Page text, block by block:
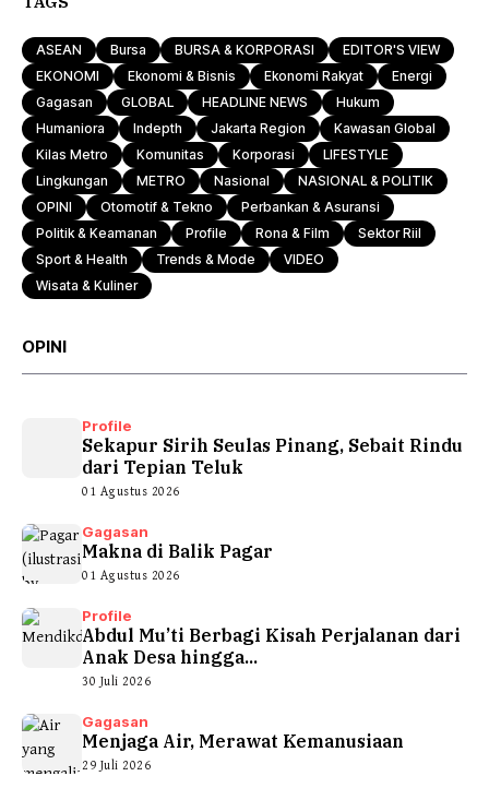
ASEAN Bursa BURSA & KORPORASI
EDITOR'S VIEW
EKONOMI
Ekonomi & Bisnis Ekonomi Rakyat
Energi
Gagasan
GLOBAL HEADLINE NEWS
Hukum
Humaniora
Indepth Jakarta Region
Kawasan Global
Kilas Metro
Komunitas Korporasi
LIFESTYLE
Lingkungan
METRO Nasional
NASIONAL & POLITIK
OPINI
Otomotif & Tekno
Perbankan & Asuransi
Politik & Keamanan
Profile Rona & Film
Sektor Riil
Sport & Health
Trends & Mode
VIDEO
Wisata & Kuliner
OPINI
Profile
Sekapur Sirih Seulas Pinang, Sebait Rindu
dari Tepian Teluk
01 Agustus 2026
Gagasan
Makna di Balik Pagar
01 Agustus 2026
Profile
Abdul Mu’ti Berbagi Kisah Perjalanan dari
Anak Desa hingga...
30 Juli 2026
Gagasan
Menjaga Air, Merawat Kemanusiaan
29 Juli 2026